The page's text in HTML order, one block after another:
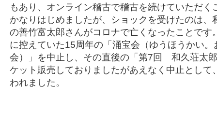
もあり、オンライン稽古で稽古を続けていただく
かなりはじめましたが、ショックを受けたのは、
の善竹富太郎さんがコロナで亡くなったことです
に控えていた15周年の「涌宝会（ゆうほうかい
会）」を中止し、その直後の「第7回 和久荘太
ケット販売しておりましたがあえなく中止として
われました。